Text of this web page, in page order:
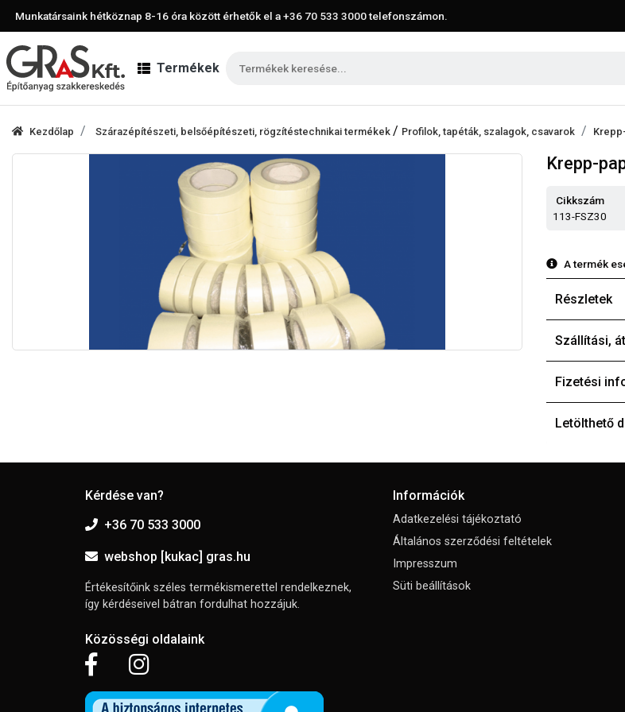
Munkatársaink hétköznap 8-16 óra között érhetők el a+36 70 533 3000telefonszámon.
Termékek
Kezdőlap Szárazépítészeti, belsőépítészeti, rögzítéstechnikai termékek / Profilok, tapéták, szalagok, csavarok
Krepp-
Cikkszám
113-FSZ30
A termék
Részletek
Szállítási,
Fizetési
Letölthető
Kérdése van?
+36 70 533 3000
webshop [kukac] gras.hu
Értékesítőink széles termékismerettel rendelkeznek,
így kérdéseivel bátran fordulhat hozzájuk.
Közösségi oldalaink
Információk
Adatkezelési tájékoztató
Általános szerződési feltételek
Impresszum
Süti beállítások